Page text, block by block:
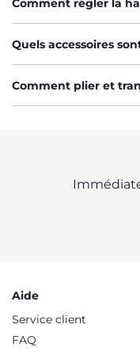
BERCEAUX ET
Que ce soit pour la
voyage, chaque
Comment régler la
Quels accessoires
Comment plier et
Aide
Service client
FAQ